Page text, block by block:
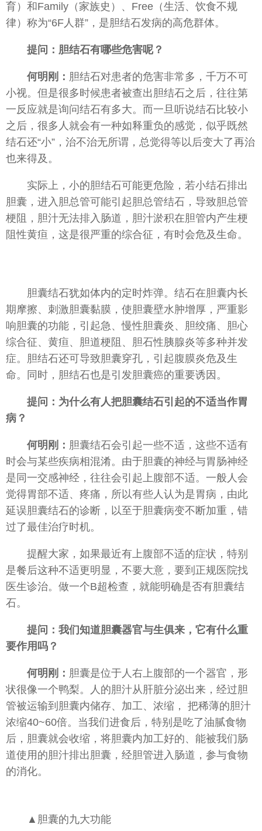
育）和Family（家族史）、Free（生活、饮食不规
律）称为“6F人群”，是胆结石发病的高危群体。
提问：胆结石有哪些危害呢？
何明刚： 胆结石对患者的危害非常多，千万不可
小视。但是很多时候患者被查出胆结石之后，往往第
一反应就是询问结石有多大。而一旦听说结石比较小
之后，很多人就会有一种如释重负的感觉，似乎既然
结石还“小”，治不治无所谓，总觉得等以后变大了再治
也来得及。
实际上，小的胆结石可能更危险，若小结石排出
胆囊，进入胆总管可能引起胆总管结石，导致胆总管
梗阻，胆汁无法排入肠道，胆汁淤积在胆管内产生梗
阻性黄疸，这是很严重的综合征，有时会危及生命。
胆囊结石犹如体内的定时炸弹。结石在胆囊内长
期摩擦、刺激胆囊黏膜，使胆囊壁水肿增厚，严重影
响胆囊的功能，引起急、慢性胆囊炎、胆绞痛、胆心
综合征、黄疸、胆道梗阻、胆石性胰腺炎等多种并发
症。胆结石还可导致胆囊穿孔，引起腹膜炎危及生
命。同时，胆结石也是引发胆囊癌的重要诱因。
提问：为什么有人把胆囊结石引起的不适当作胃
病？
何明刚： 胆囊结石会引起一些不适，这些不适有
时会与某些疾病相混淆。由于胆囊的神经与胃肠神经
是同一交感神经，往往会引起上腹部不适。一般人会
觉得胃部不适、疼痛，所以有些人认为是胃病，由此
延误胆囊结石的诊断，以至于胆囊病变不断加重，错
过了最佳治疗时机。
提醒大家，如果最近有上腹部不适的症状，特别
是餐后这种不适更明显，不要大意，要到正规医院找
医生诊治。做一个B超检查，就能明确是否有胆囊结
石。
提问：我们知道胆囊器官与生俱来，它有什么重
要作用吗？
何明刚： 胆囊是位于人右上腹部的一个器官，形
状很像一个鸭梨。人的胆汁从肝脏分泌出来，经过胆
管被运输到胆囊内储存、加工、浓缩， 把稀薄的胆汁
浓缩40~60倍。当我们进食后，特别是吃了油腻食物
后，胆囊就会收缩，将胆囊内加工好的、能被我们肠
道使用的胆汁排出胆囊，经胆管进入肠道，参与食物
的消化。
▲胆囊的九大功能